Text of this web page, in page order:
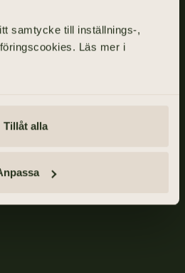
samtycke till inställnings-,
Läs mer i
Tillåt alla
hela Västsverige hjälper vi kunder
och familjejuridik.